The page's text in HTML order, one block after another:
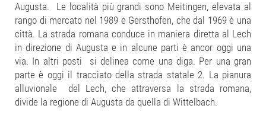
Augusta. Le località più grandi sono Meitingen, elevata al
rango di mercato nel 1989 e Gersthofen, che dal 1969 è una
città. La strada romana conduce in maniera diretta al Lech
in direzione di Augusta e in alcune parti è ancor oggi una
via. In altri posti si delinea come una diga. Per una gran
parte è oggi il tracciato della strada statale 2. La pianura
alluvionale del Lech, che attraversa la strada romana,
divide la regione di Augusta da quella di Wittelbach.